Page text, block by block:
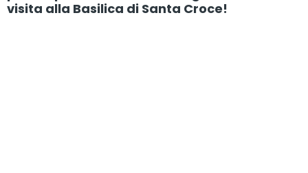
visita alla Basilica di Santa Croce!